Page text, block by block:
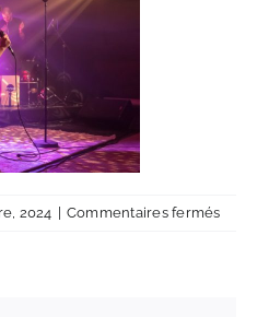
2024 Commentaires ferméssur